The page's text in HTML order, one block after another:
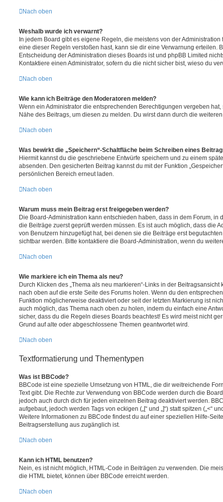
Nach oben
Weshalb wurde ich verwarnt?
In jedem Board gibt es eigene Regeln, die meistens von der
eine dieser Regeln verstoßen hast, kann sie dir eine Verwarnung erteilen.
Entscheidung der Administration dieses Boards ist und phpBB Limited
Kontaktiere einen Administrator, sofern du die nicht sicher bist, wieso du
Nach oben
Wie kann ich Beiträge den Moderatoren melden?
Wenn ein Administrator die entsprechenden Berechtigungen vergeben
Nähe des Beitrags, um diesen zu melden. Du wirst dann durch die
Nach oben
Was bewirkt die „Speichern“-Schaltfläche beim Schreiben eines
Hiermit kannst du die geschriebene Entwürfe speichern und zu einem
absenden. Den gesicherten Beitrag kannst du mit der Funktion
persönlichen Bereich erneut laden.
Nach oben
Warum muss mein Beitrag erst freigegeben werden?
Die Board-Administration kann entschieden haben, dass in dem Forum, in
die Beiträge zuerst geprüft werden müssen. Es ist auch möglich, dass die
von Benutzern hinzugefügt hat, bei denen sie die Beiträge erst
sichtbar werden. Bitte kontaktiere die Board-Administration, wenn du
Nach oben
Wie markiere ich ein Thema als neu?
Durch Klicken des „Thema als neu markieren“-Links in der
nach oben auf die erste Seite des Forums holen. Wenn du den
Funktion möglicherweise deaktiviert oder seit der letzten Markierung ist
auch möglich, das Thema nach oben zu holen, indem du einfach eine
sicher, dass du die Regeln dieses Boards beachtest! Es wird meist nicht
Grund auf alte oder abgeschlossene Themen geantwortet wird.
Nach oben
Textformatierung und Thementypen
Was ist BBCode?
BBCode ist eine spezielle Umsetzung von HTML, die dir weitreichende
Text gibt. Die Rechte zur Verwendung von BBCode werden durch die
jedoch auch durch dich für jeden einzelnen Beitrag deaktiviert werden.
aufgebaut, jedoch werden Tags von eckigen („[“ und „]“) statt spitzen („<“
Weitere Informationen zu BBCode findest du auf einer speziellen Hilfe-
Beitragserstellung aus zugänglich ist.
Nach oben
Kann ich HTML benutzen?
Nein, es ist nicht möglich, HTML-Code in Beiträgen zu verwenden. Die
die HTML bietet, können über BBCode erreicht werden.
Nach oben